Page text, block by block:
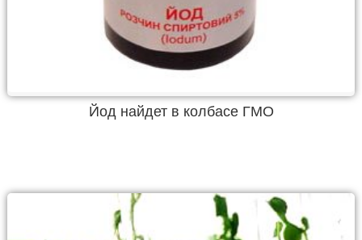
Йод найдет в колбасе ГМО